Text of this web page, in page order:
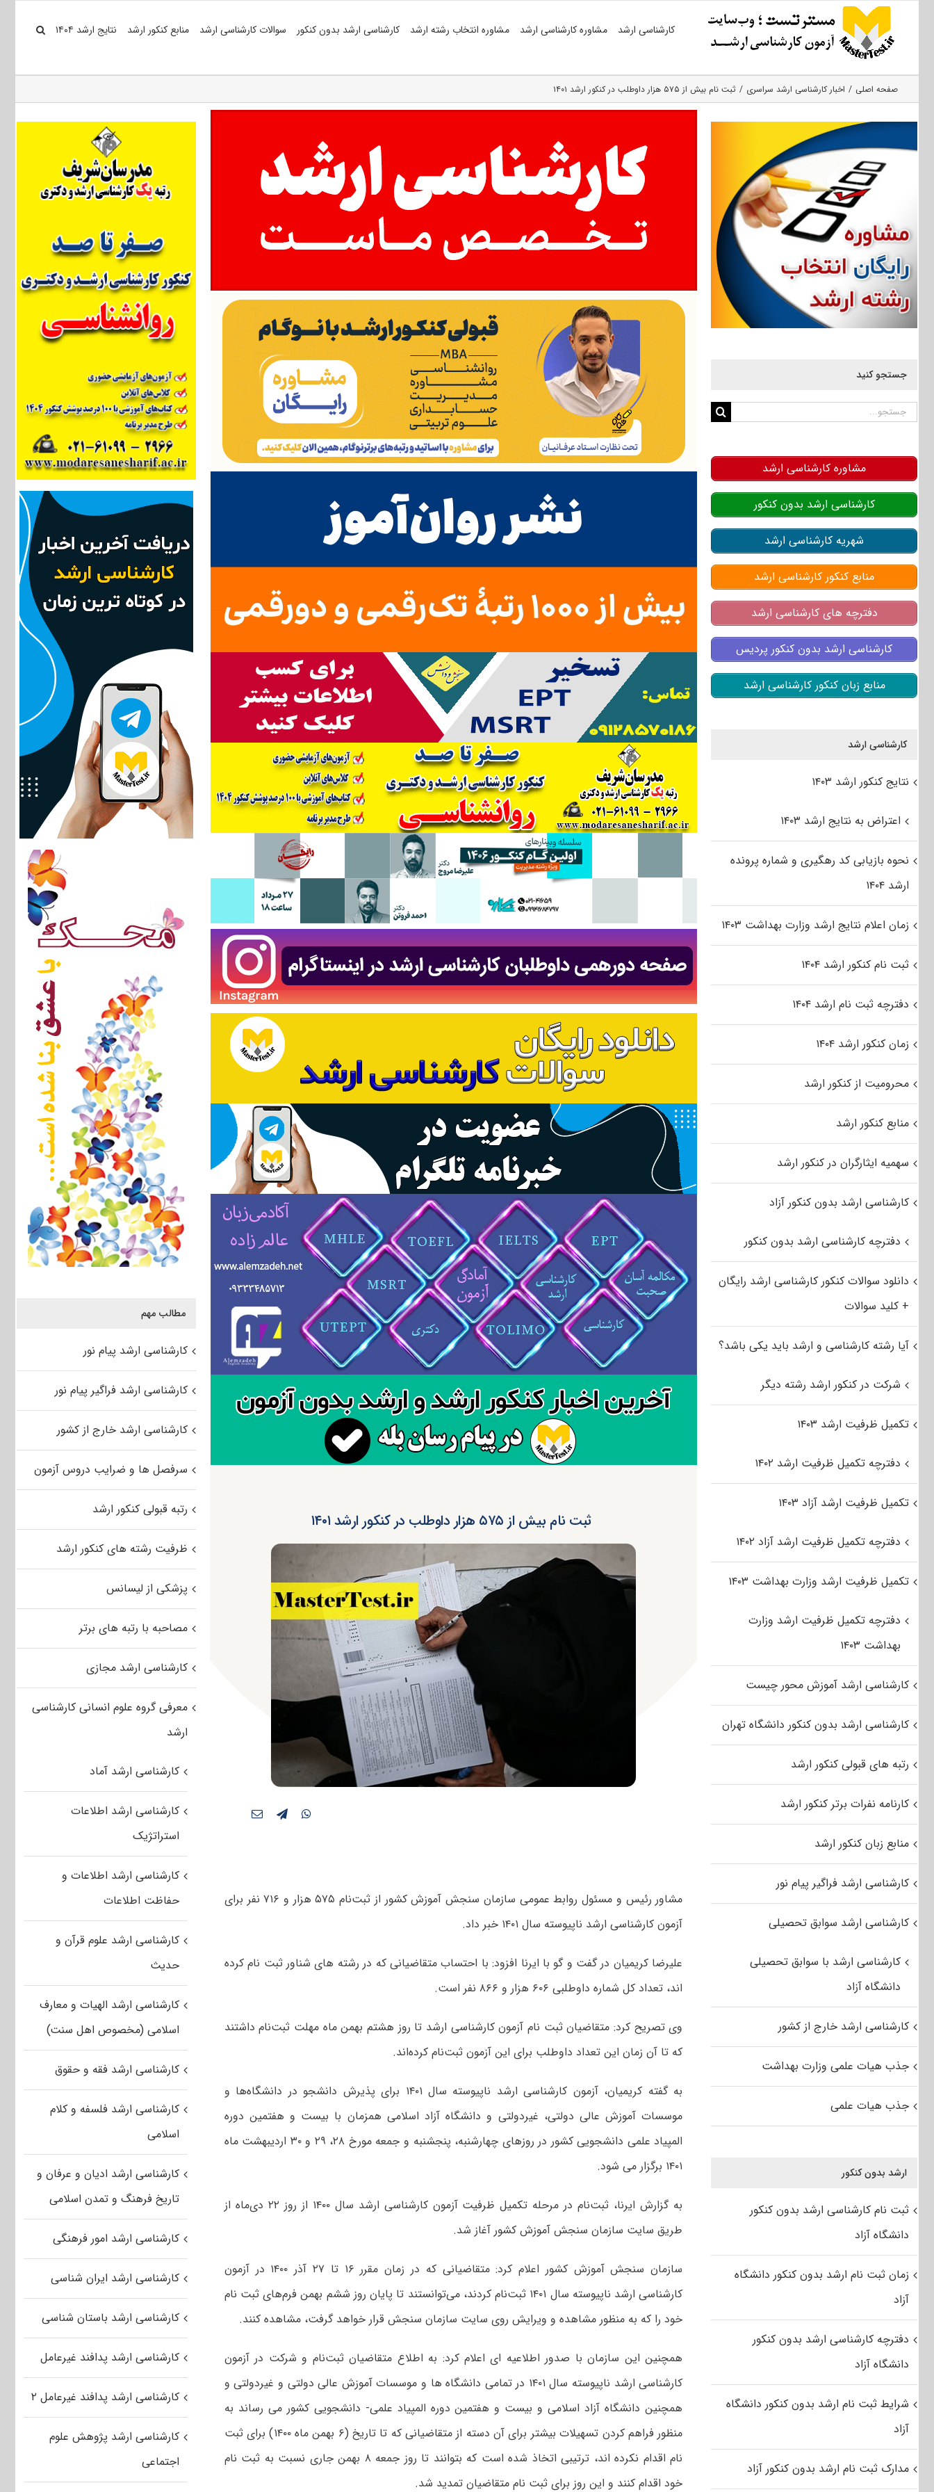
کارشناسی ارشد مشاوره کارشناسی ارشد مشاوره انتخاب رشته ارشد کارشناسی ارشد بدون کنکور سوالات کارشناسی ارشد منابع کنکور ارشد نتایج ارشد ۱۴۰۴
صفحه اصلی اخبار کارشناسی ارشد سراسری ثبت نام بیش از ۵۷۵ هزار داوطلب در کنکور ارشد ۱۴۰۱
ثبت نام بیش از ۵۷۵ هزار داوطلب در کنکور ارشد ۱۴۰۱
مشاور رئیس و مسئول روابط عمومی سازمان سنجش آموزش کشور از ثبت‌نام ۵۷۵ هزار و ۷۱۶ نفر برای
آزمون کارشناسی ارشد ناپیوسته سال ۱۴۰۱ خبر داد.
علیرضا کریمیان در گفت و گو با ایرنا افزود: با احتساب متقاضیانی که در رشته های شناور ثبت نام کرده
اند، تعداد کل شماره داوطلبی ۶۰۶ هزار و ۸۶۶ نفر است.
وی تصریح کرد: متقاضیان ثبت نام آزمون کارشناسی ارشد تا روز هشتم بهمن ماه مهلت ثبت‌نام داشتند
که تا آن زمان این تعداد داوطلب برای این آزمون ثبت‌نام کرده‌اند.
به گفته کریمیان، آزمون کارشناسی ارشد ناپیوسته سال ۱۴۰۱ برای پذیرش دانشجو در دانشگاه‌ها و
موسسات آموزش عالی دولتی، غیردولتی و دانشگاه آزاد اسلامی همزمان با بیست و هفتمین دوره
المپیاد علمی دانشجویی کشور در روزهای چهارشنبه، پنجشنبه و جمعه مورخ ۲۸، ۲۹ و ۳۰ اردیبهشت‌ ماه
۱۴۰۱ برگزار می شود.
به گزارش ایرنا، ثبت‌نام در مرحله تکمیل ظرفیت آزمون کارشناسی ارشد سال ۱۴۰۰ از روز ۲۲ دی‌ماه از
طریق سایت سازمان سنجش آموزش کشور آغاز شد.
سازمان سنجش آموزش کشور اعلام کرد: متقاضیانی که در زمان مقرر ۱۶ تا ۲۷ آذر ۱۴۰۰ در آزمون
کارشناسی ارشد ناپیوسته سال ۱۴۰۱ ثبت‌نام کردند، می‌توانستند تا پایان روز ششم بهمن فرم‌های ثبت نام
خود را که به منظور مشاهده و ویرایش روی سایت سازمان سنجش قرار خواهد گرفت، مشاهده کنند.
همچنین این سازمان با صدور اطلاعیه ای اعلام کرد: به اطلاع متقاضیان ثبت‌نام و شرکت در آزمون
کارشناسی ارشد ناپیوسته سال ۱۴۰۱ در تمامی دانشگاه ها و موسسات آموزش عالی دولتی و غیردولتی و
همچنین دانشگاه آزاد اسلامی و بیست و هفتمین دوره المپیاد علمی- دانشجویی کشور می رساند به
منظور فراهم کردن تسهیلات بیشتر برای آن دسته از متقاضیانی که تا تاریخ (۶ بهمن ماه ۱۴۰۰) برای ثبت
نام اقدام نکرده اند، ترتیبی اتخاذ شده است که بتوانند تا روز جمعه ۸ بهمن جاری نسبت به ثبت نام
خود اقدام کنند و این روز برای ثبت نام متقاضیان تمدید شد.
مطالب مهم
کارشناسی ارشد پیام نور
کارشناسی ارشد فراگیر پیام نور
کارشناسی ارشد خارج از کشور
سرفصل ها و ضرایب دروس آزمون
رتبه قبولی کنکور ارشد
ظرفیت رشته های کنکور ارشد
پزشکی از لیسانس
مصاحبه با رتبه های برتر
کارشناسی ارشد مجازی
معرفی گروه علوم انسانی کارشناسی
ارشد
کارشناسی ارشد آماد
کارشناسی ارشد اطلاعات
استراتژیک
کارشناسی ارشد اطلاعات و
حفاظت اطلاعات
کارشناسی ارشد علوم قرآن و
حدیث
کارشناسی ارشد الهیات و معارف
اسلامی (مخصوص اهل سنت)
کارشناسی ارشد فقه و حقوق
کارشناسی ارشد فلسفه و کلام
اسلامی
کارشناسی ارشد ادیان و عرفان و
تاریخ فرهنگ و تمدن اسلامی
کارشناسی ارشد امور فرهنگی
کارشناسی ارشد ایران شناسی
کارشناسی ارشد باستان شناسی
کارشناسی ارشد پدافند غیرعامل
کارشناسی ارشد پدافند غیرعامل ۲
کارشناسی ارشد پژوهش علوم
اجتماعی
جستجو کنید
جستجو
مشاوره کارشناسی ارشد
کارشناسی ارشد بدون کنکور
شهریه کارشناسی ارشد
منابع کنکور کارشناسی ارشد
دفترچه های کارشناسی ارشد
کارشناسی ارشد بدون کنکور پردیس
منابع زبان کنکور کارشناسی ارشد
کارشناسی ارشد
نتایج کنکور ارشد ۱۴۰۳
اعتراض به نتایج ارشد ۱۴۰۳
نحوه بازیابی کد رهگیری و شماره پرونده
ارشد ۱۴۰۴
زمان اعلام نتایج ارشد وزارت بهداشت ۱۴۰۳
ثبت نام کنکور ارشد ۱۴۰۴
دفترچه ثبت نام ارشد ۱۴۰۴
زمان کنکور ارشد ۱۴۰۴
محرومیت از کنکور ارشد
منابع کنکور ارشد
سهمیه ایثارگران در کنکور ارشد
کارشناسی ارشد بدون کنکور آزاد
دفترچه کارشناسی ارشد بدون کنکور
دانلود سوالات کنکور کارشناسی ارشد رایگان
+ کلید سوالات
آیا رشته کارشناسی و ارشد باید یکی باشد؟
شرکت در کنکور ارشد رشته دیگر
تکمیل ظرفیت ارشد ۱۴۰۳
دفترچه تکمیل ظرفیت ارشد ۱۴۰۲
تکمیل ظرفیت ارشد آزاد ۱۴۰۳
دفترچه تکمیل ظرفیت ارشد آزاد ۱۴۰۲
تکمیل ظرفیت ارشد وزارت بهداشت ۱۴۰۳
دفترچه تکمیل ظرفیت ارشد وزارت
بهداشت ۱۴۰۳
کارشناسی ارشد آموزش محور چیست
کارشناسی ارشد بدون کنکور دانشگاه تهران
رتبه های قبولی کنکور ارشد
کارنامه نفرات برتر کنکور ارشد
منابع زبان کنکور ارشد
کارشناسی ارشد فراگیر پیام نور
کارشناسی ارشد سوابق تحصیلی
کارشناسی ارشد با سوابق تحصیلی
دانشگاه آزاد
کارشناسی ارشد خارج از کشور
جذب هیات علمی وزارت بهداشت
جذب هیات علمی
ارشد بدون کنکور
ثبت نام کارشناسی ارشد بدون کنکور
دانشگاه آزاد
زمان ثبت نام ارشد بدون کنکور دانشگاه
آزاد
دفترچه کارشناسی ارشد بدون کنکور
دانشگاه آزاد
شرایط ثبت نام ارشد بدون کنکور دانشگاه
آزاد
مدارک ثبت نام ارشد بدون کنکور آزاد